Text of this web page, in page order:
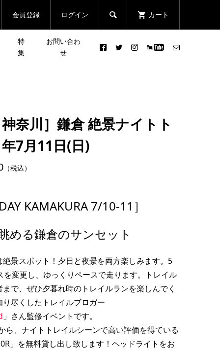
会員登録 ログイン  カート
特
集
お問い合わ
せ
2021.04.15
［プレビュー］7月24日(土)
鎌倉ナイトハイキング、7月
2021.07.20
KAMAKURA
奈川］鎌倉 絶景ナイトト
7月11日(日)
（税込）
KAMAKURA 7/10-11］
める鎌倉のサンセット
景スポット！夕日と夜景を両方楽しみます。5
を変更し、ゆっくりペースで走ります。トレイル
で、ぜひ夕暮れ時のトレイルランを楽しんでく
尽くしたトレイルブロガー
」さん監修イベントです。
ら、ナイトトレイルシーンで高い評価を得ている
」を無料貸し出し致します！ヘッドライトをお